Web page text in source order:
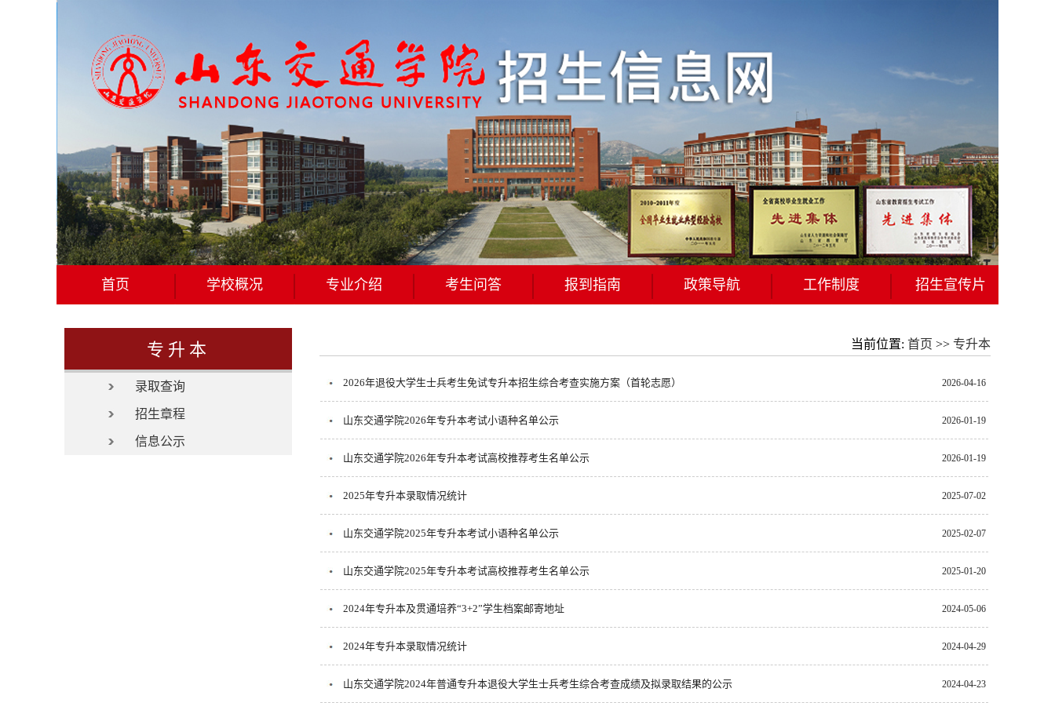
首页 学校概况 专业介绍 考生问答 报到指南 政策导航 工作制度 招生宣传片
专升本
录取查询
招生章程
信息公示
当前位置: 首页 >> 专升本
2026年退役大学生士兵考生免试专升本招生综合考查实施方案（首轮志愿） 2026-04-16
山东交通学院2026年专升本考试小语种名单公示 2026-01-19
山东交通学院2026年专升本考试高校推荐考生名单公示 2026-01-19
2025年专升本录取情况统计 2025-07-02
山东交通学院2025年专升本考试小语种名单公示 2025-02-07
山东交通学院2025年专升本考试高校推荐考生名单公示 2025-01-20
2024年专升本及贯通培养“3+2”学生档案邮寄地址 2024-05-06
2024年专升本录取情况统计 2024-04-29
山东交通学院2024年普通专升本退役大学生士兵考生综合考查成绩及拟录取结果的公示 2024-04-23